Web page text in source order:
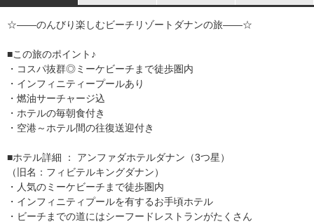
☆――のんびり楽しむビーチリゾートダナンの旅――☆
■この旅のポイント♪
・コスパ抜群◎ミーケビーチまで徒歩圏内
・インフィニティープールあり
・燃油サーチャージ込
・ホテルの毎朝食付き
・空港～ホテル間の往復送迎付き
■ホテル詳細 ： アンファダホテルダナン（3つ星）
（旧名：フィビテルキングダナン）
・人気のミーケビーチまで徒歩圏内
・インフィニティプールを有するお手頃ホテル
・ビーチまでの道にはシーフードレストランがたくさん